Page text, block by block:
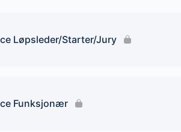
Løpsleder/Starter/Jury
Funksjonær